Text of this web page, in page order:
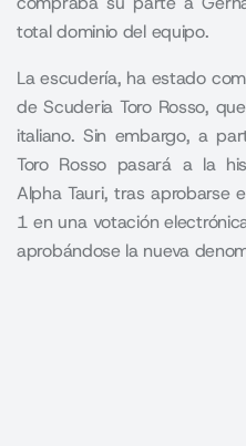
total dominio del equipo.
La escudería, ha estado
de Scuderia Toro Rosso,
italiano. Sin embargo, a
Toro Rosso pasará a la
Alpha Tauri, tras aprobarse
1 en una votación
aprobándose la nueva